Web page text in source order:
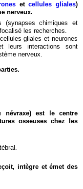
etcellules gliales)
nerveux.
(synapses chimiques et
les recherches.
gliales et neurones
leurs interactions sont
nerveux.
névraxe) est le centre
osseuses chez les
intègre et émet des